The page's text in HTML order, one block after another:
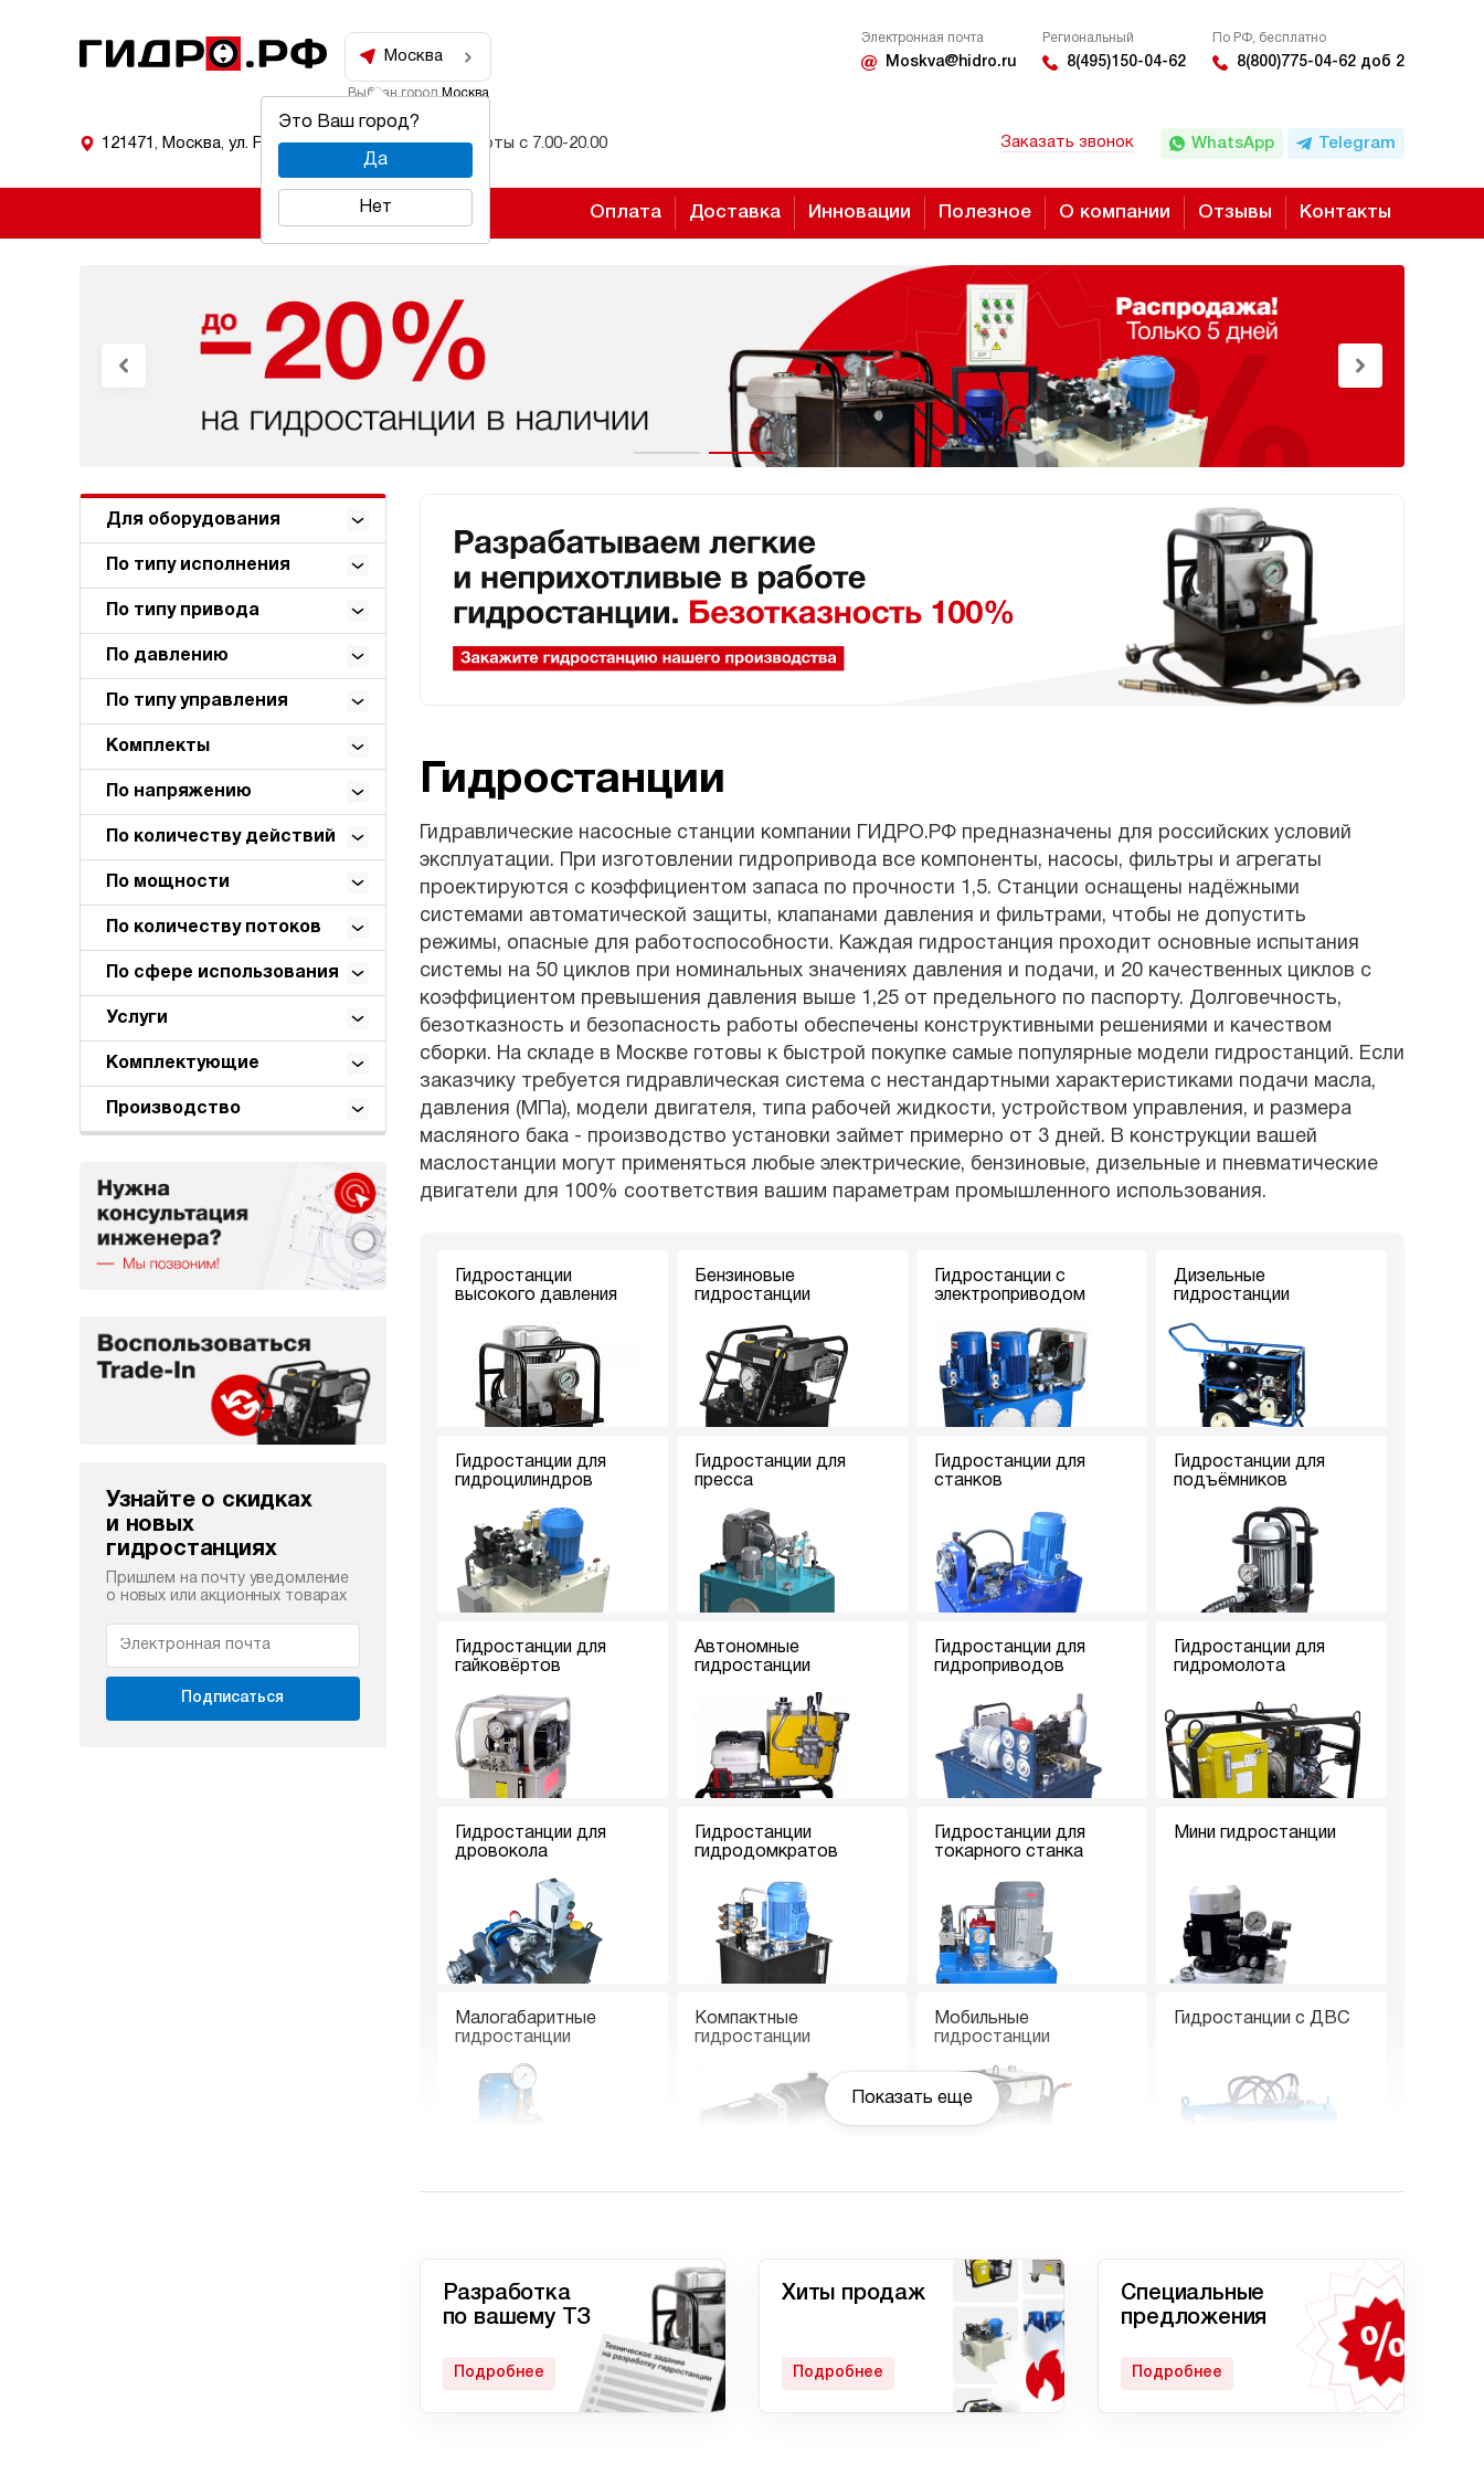
Москва
Это Ваш город?
Да
Нет
Выбран город Москва
Электронная почта
Moskva@hidro.ru
Региональный
8(495)150-04-62
По РФ, бесплатно
8(800)775-04-62 доб 2
121471 Москва ул. Рябиновая 53 Режим работы с 7.00-20.00 Заказать звонок WhatsApp Telegram
Оплата Доставка Инновации Полезное О компании Отзывы Контакты
Для оборудования
По типу исполнения
По типу привода
По давлению
По типу управления
Комплекты
По напряжению
По количеству действий
По мощности
По количеству потоков
По сфере использования
Услуги
Комплектующие
Производство
Узнайте о скидках
и новых
гидростанциях
Пришлем на почту уведомление
о новых или акционных товарах
Подписаться
Гидростанции
Гидравлические насосные станции компании ГИДРО.РФ предназначены для российских условий
эксплуатации. При изготовлении гидропривода все компоненты, насосы, фильтры и агрегаты
проектируются с коэффициентом запаса по прочности 1,5. Станции оснащены надёжными
системами автоматической защиты, клапанами давления и фильтрами, чтобы не допустить
режимы, опасные для работоспособности. Каждая гидростанция проходит основные испытания
системы на 50 циклов при номинальных значениях давления и подачи, и 20 качественных циклов с
коэффициентом превышения давления выше 1,25 от предельного по паспорту. Долговечность,
безотказность и безопасность работы обеспечены конструктивными решениями и качеством
сборки. На складе в Москве готовы к быстрой покупке самые популярные модели гидростанций. Если
заказчику требуется гидравлическая система с нестандартными характеристиками подачи масла,
давления (МПа), модели двигателя, типа рабочей жидкости, устройством управления, и размера
масляного бака - производство установки займет примерно от 3 дней. В конструкции вашей
маслостанции могут применяться любые электрические, бензиновые, дизельные и пневматические
двигатели для 100% соответствия вашим параметрам промышленного использования.
Гидростанции
высокого давления
Бензиновые
гидростанции
Гидростанции с
электроприводом
Дизельные
гидростанции
Гидростанции для
гидроцилиндров
Гидростанции для
пресса
Гидростанции для
станков
Гидростанции для
подъёмников
Гидростанции для
гайковёртов
Автономные
гидростанции
Гидростанции для
гидроприводов
Гидростанции для
гидромолота
Гидростанции для
дровокола
Гидростанции
гидродомкратов
Гидростанции для
токарного станка
Мини гидростанции
Малогабаритные
гидростанции
Компактные
гидростанции
Мобильные
гидростанции
Гидростанции с ДВС
Автоматические
Домкрат 100 тонн с
гидростанцией
Гидростанция
с домкратом
Показать еще
Разработка
по вашему ТЗ
Подробнее
Хиты продаж
Подробнее
Специальные
предложения
Подробнее